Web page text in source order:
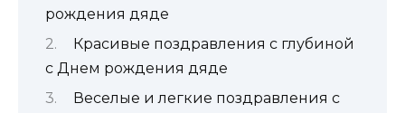
рождения дяде
Красивые поздравления с глубиной
с Днем рождения дяде
Веселые и легкие поздравления с